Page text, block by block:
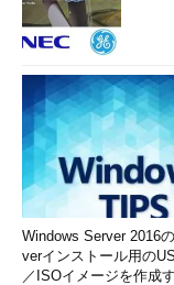
Windows Server 2016
verインストール用の
／ISOイメージを作成